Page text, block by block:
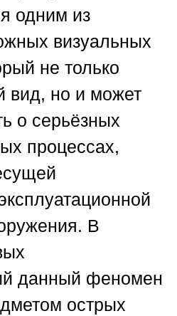
одним из
визуальных
не только
вид, но и может
о серьёзных
процессах,
В
данный феномен
острых